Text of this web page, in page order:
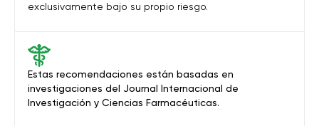
Estas recomendaciones están basadas en
investigaciones del Journal Internacional de
Investigación y Ciencias Farmacéuticas.
exclusivamente bajo su propio riesgo.